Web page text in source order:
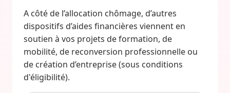
A côté de l’allocation chômage, d’autres
dispositifs d’aides financières viennent en
soutien à vos projets de formation, de
mobilité, de reconversion professionnelle ou
de création d’entreprise (sous conditions
d'éligibilité).